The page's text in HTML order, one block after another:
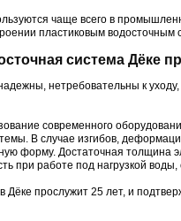
чаще всего в
пластиковым водосточным
система Дёке
нетребовательны к
современного
В случае изгибов,
форму. Достаточная толщина
при работе под нагрузкой воды,
Дёке прослужит 25 лет, и